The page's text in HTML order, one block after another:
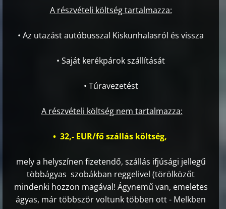
A részvételi költség tartalmazza:
• Az utazást autóbusszal Kiskunhalasról és vissza
• Saját kerékpárok szállítását
• Túravezetést
A részvételi költség nem tartalmazza:
• 32,- EUR/fő szállás költség,
mely a helyszínen fizetendő, szállás ifjúsági jellegű
többágyas szobákban reggelivel (törölközőt
mindenki hozzon magával! Ágynemű van, emeletes
ágyas, már többször voltunk többen ott - Melkben